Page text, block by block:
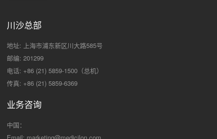
川沙总部
地址: 上海市浦东新区川大路585号
邮编: 201299
电话: +86 (21) 5859-1500（总机）
传真: +86 (21) 5859-6369
业务咨询
中国：